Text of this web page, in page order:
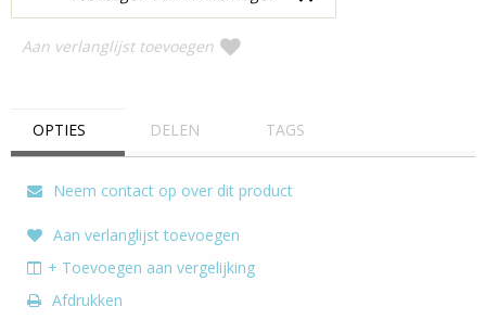
Aan verlanglijst toevoegen
OPTIES DELEN TAGS
Neem contact op over dit product
Aan verlanglijst toevoegen
+ Toevoegen aan vergelijking
Afdrukken